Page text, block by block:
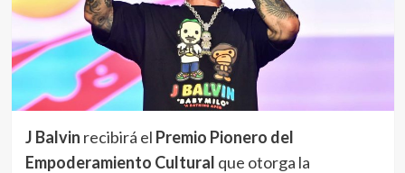
J Balvin recibirá el Premio Pionero del
Empoderamiento Cultural que otorga la